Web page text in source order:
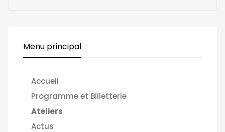
Menu principal
Accueil
Programme et Billetterie
Ateliers
Actus